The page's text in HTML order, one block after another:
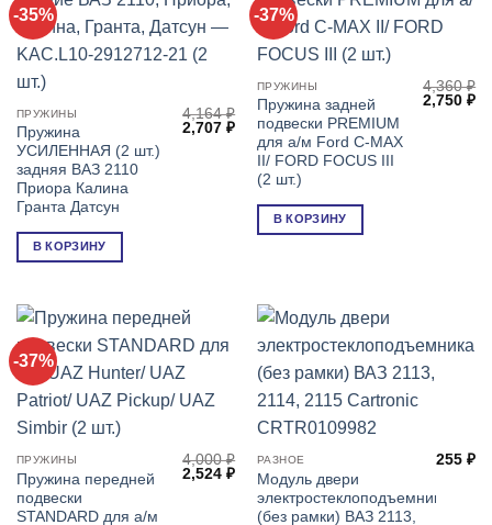
-35%
ПРУЖИНЫ
Пружина
УСИЛЕННАЯ (2 шт.)
задняя ВАЗ 2110
Приора Калина
Гранта Датсун
4,164₽
Первоначальная
цена
составляла
2,707₽Текущая
цена:
2,707 ₽.
В КОРЗИНУ
-37%
ПРУЖИНЫ
Пружина задней
подвески PREMIUM
для а/м Ford C-MAX
II/ FORD FOCUS III
(2 шт.)
4,360₽
цена
2,750₽
В КОРЗИНУ
-37%
ПРУЖИНЫ
Пружина передней
подвески
STANDARD для а/м
4,000₽
Первоначальная
составляла
2,524₽Текущая
цена:
2,524 ₽.
РАЗНОЕ
Модуль двери
электростеклоподъемника
(без рамки) ВАЗ 2113,
255₽